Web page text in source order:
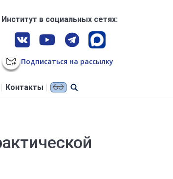
Институт в социальных сетях:
Подписаться на рассылку
Контакты